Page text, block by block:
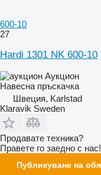
600-10
27
Hardi 1301 NK 600-10
Аукцион
Навесна пръскачка
Швеция, Karlstad
Klaravik Sweden
Продавате техника?
Правете го заедно с нас!
Публикуване на